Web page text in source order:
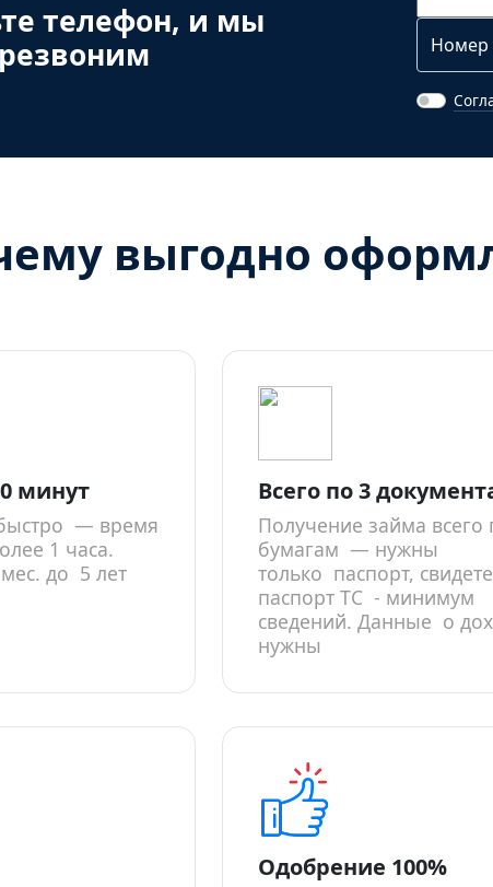
телефон, и мы
выгодно
минут
— время
1 часа.
до 5 лет
Всего по 3
Получение займа всего
бумагам — нужны
только паспорт,
паспорт ТС - минимум
сведений. Данные о
нужны
Одобрение 100%